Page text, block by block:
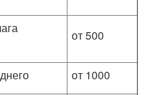
от 500
от 1000